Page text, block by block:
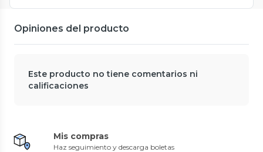
Opiniones del producto
Este producto no tiene comentarios ni
calificaciones
Mis compras
Haz seguimiento y descarga boletas